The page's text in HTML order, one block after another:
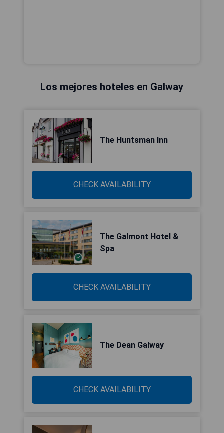
Los mejores hoteles en Galway
The Huntsman Inn
CHECK AVAILABILITY
The Galmont Hotel &
Spa
CHECK AVAILABILITY
The Dean Galway
CHECK AVAILABILITY